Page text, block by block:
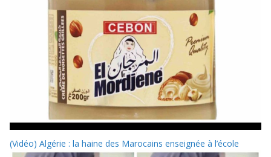
(Vidéo) Algérie : la haine des Marocains enseignée à l’école